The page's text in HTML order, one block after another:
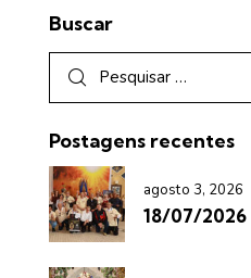
Buscar
Postagens recentes
agosto 3, 2026
18/07/2026